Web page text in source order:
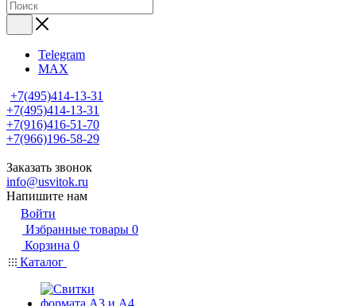
Telegram
MAX
+7(495)414-13-31
+7(495)414-13-31
+7(916)416-51-70
+7(966)196-58-29
Заказать звонок
info@usvitok.ru
Напишите нам
Войти
Избранные товары 0
Корзина 0
Каталог